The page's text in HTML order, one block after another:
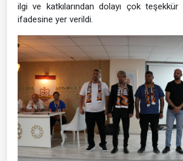
ilgi ve katkılarından dolayı çok
ifadesine yer verildi.